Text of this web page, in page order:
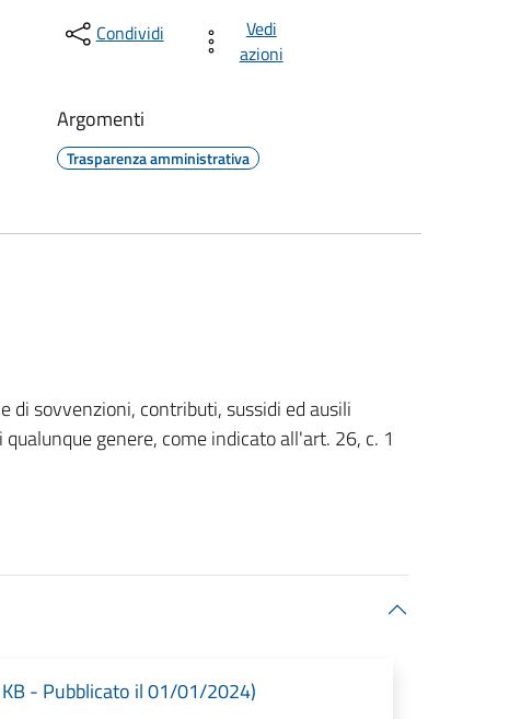
Condividi
Vedi
azioni
Argomenti
Trasparenza amministrativa
di sovvenzioni, contributi, sussidi ed ausili
genere, come indicato all'art. 26, c. 1
- Pubblicato il 01/01/2024)